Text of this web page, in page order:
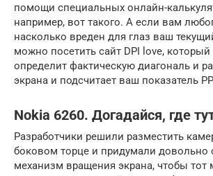
помощи специальных онлайн-
например, вот такого. А если вам
насколько вреден для глаз ваш
можно посетить сайт DPI love,
определит фактическую диагональ и
экрана и подсчитает ваш показатель
Nokia 6260. Догадайся, где
Разработчики решили разместить
боковом торце и придумали довольно
механизм вращения экрана, чтобы тот